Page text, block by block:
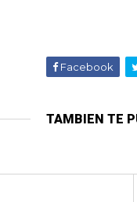
Facebook
TAMBIEN TE